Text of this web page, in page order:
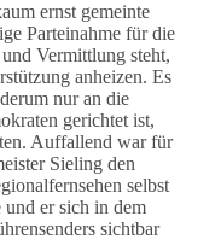
ernst gemeinte
Parteinahme für die
Vermittlung steht,
anheizen. Es
nur an die
gerichtet ist,
Auffallend war für
Sieling den
selbst
er sich in dem
sichtbar